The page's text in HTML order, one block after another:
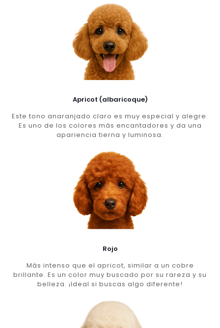
Apricot (albaricoque)
Este tono anaranjado claro es muy especial y alegre.
Es uno de los colores más encantadores y da una
apariencia tierna y luminosa.
Rojo
Más intenso que el apricot, similar a un cobre
brillante. Es un color muy buscado por su rareza y su
belleza. ¡Ideal si buscas algo diferente!